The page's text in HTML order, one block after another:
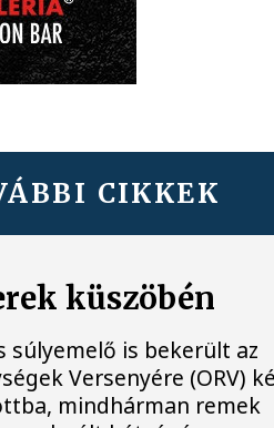
CIKKEK
küszöbén
súlyemelő is bekerült az
Versenyére (ORV)
mindhárman remek